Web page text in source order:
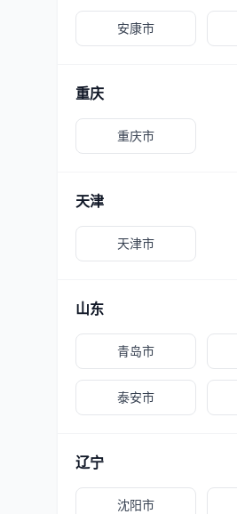
安康市
重庆
重庆市
天津
天津市
山东
青岛市
泰安市
辽宁
沈阳市